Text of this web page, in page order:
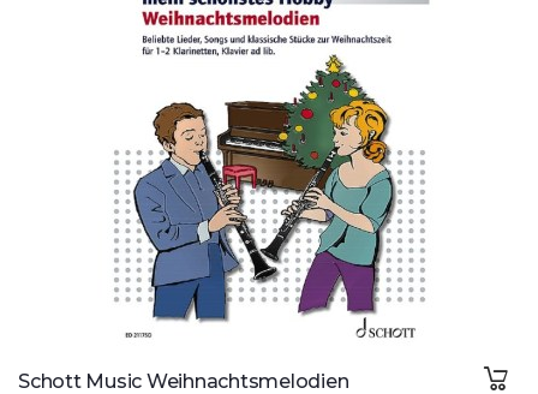
Schott Music Weihnachtsmelodien